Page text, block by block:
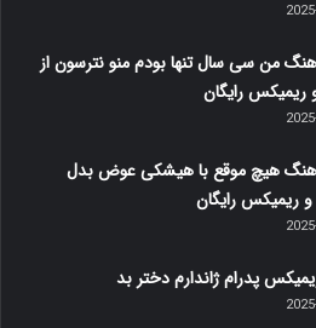
من سی سال تنها بودم منو نترسون از
ریمیکس رایگان
آهنگ هیچ موقع با هیشکی عوض بدل
ریمیکس رایگان
پدرام ژاندارم دختر بد